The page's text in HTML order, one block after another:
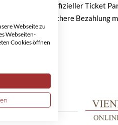
Offizieller Ticket
Sichere Bezahlung
Webseite zu
Webseiten-
Cookies öffnen